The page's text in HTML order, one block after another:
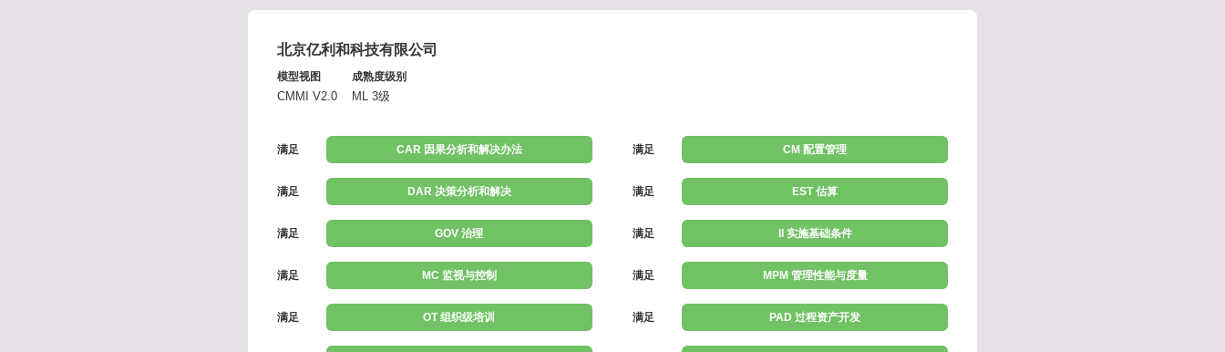
北京亿利和科技有限公司
模型视图
CMMI V2.0
成熟度级别
ML 3级
满足 CAR 因果分析和解决办法 满足 CM 配置管理
满足 DAR 决策分析和解决 满足 EST 估算
满足 GOV 治理 满足 II 实施基础条件
满足 MC 监视与控制 满足 MPM 管理性能与度量
满足 OT 组织级培训 满足 PAD 过程资产开发